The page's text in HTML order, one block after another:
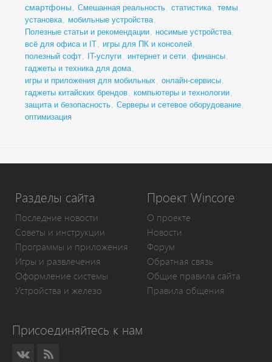
смартфоны , Смешанная реальность, статистика, темы ,
установка, мобильные устройства,
Полезные статьи и рекомендации, носимые устройства,
всё для офиса и IT, игры для ПК и консолей,
полезный софт, IT-услуги, интернет и сети, финансы,
гаджеты и техника для дома,
игры и приложения для мобильных , онлайн-сервисы,
гаджеты китайских брендов, компьютеры и технологии,
защита и безопасность, Серверы и сетевое оборудование,
оптимизация
Разделы сайта
Последние новости
Советы и инструкции
Программы и приложения
Игры и развлечения
Оформление системы
Устройства и железо
Проект Wincore
О проекте
Новости
Форум
Обратная связь
Общие правила сайта
Правила общения
Присоединяйтесь к нам